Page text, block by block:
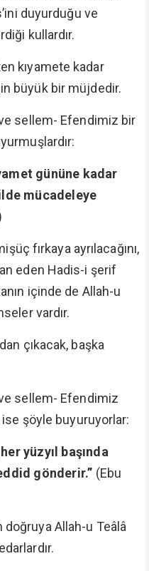
duyurduğu ve
kullardır.
kıyamete kadar
büyük bir müjdedir.
sellem- Efendimiz bir
gününe kadar
mücadeleye
fırkaya ayrılacağını,
eden Hadis-i şerif
içinde de Allah-u
vardır.
çıkacak, başka
sellem- Efendimiz
şöyle buyuruyorlar:
yüzyıl başında
gönderir.” (Ebu
Allah-u Teâlâ